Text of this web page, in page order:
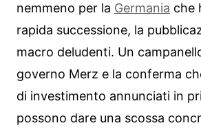
nemmeno per la Germania che
rapida successione, la
macro deludenti. Un
governo Merz e la conferma
di investimento annunciati in
possono dare una scossa